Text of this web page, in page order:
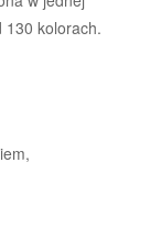
130 kolorach.